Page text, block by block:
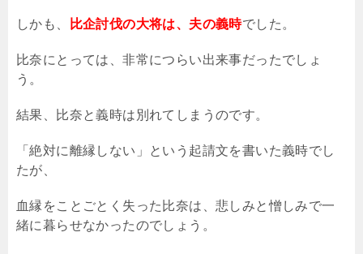
しかも、 比企討伐の大将は、夫の義時でした。
比奈にとっては、非常につらい出来事だったでしょ
う。
結果、比奈と義時は別れてしまうのです。
「絶対に離縁しない」という起請文を書いた義時でし
たが、
血縁をことごとく失った比奈は、悲しみと憎しみで一
緒に暮らせなかったのでしょう。